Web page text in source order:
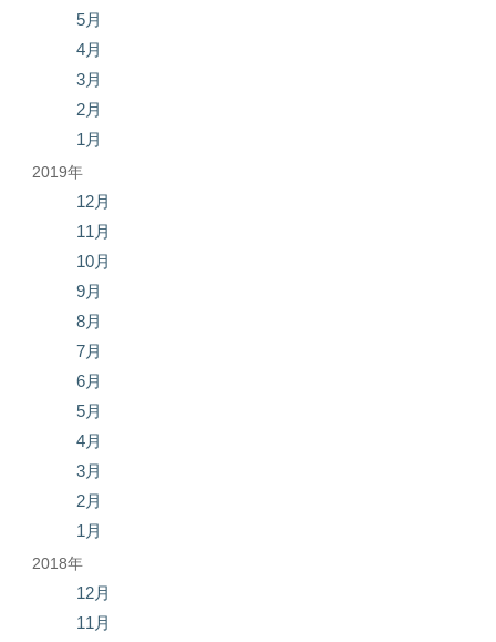
5月
4月
3月
2月
1月
2019年
12月
11月
10月
9月
8月
7月
6月
5月
4月
3月
2月
1月
2018年
12月
11月